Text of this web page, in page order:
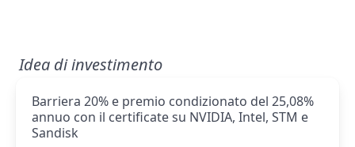
Idea di investimento
Barriera 20% e premio condizionato del 25,08%
annuo con il certificate su NVIDIA, Intel, STM e
Sandisk